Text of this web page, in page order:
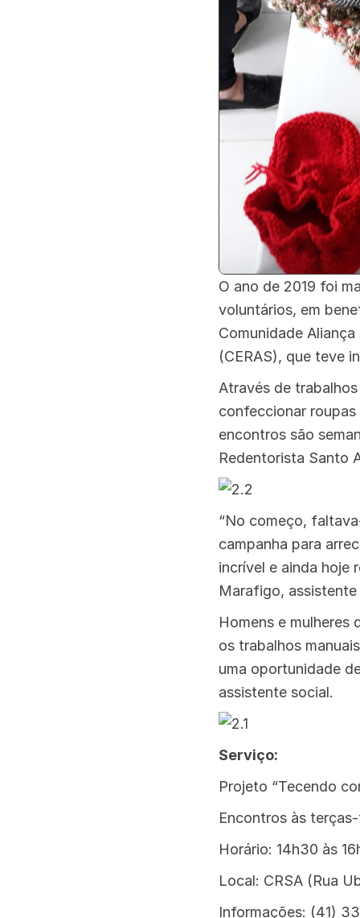
O ano de 2019 foi
voluntários, em
Comunidade
(CERAS), que teve
Através de
confeccionar roupas
encontros são
Redentorista Santo
“No começo,
campanha para
incrível e ainda hoje
Marafigo,
Homens e mulheres
os trabalhos
uma oportunidade
assistente social.
Serviço:
Projeto “Tecendo
Encontros às
Horário: 14h30 às
Local: CRSA (Rua
Informações: (41)